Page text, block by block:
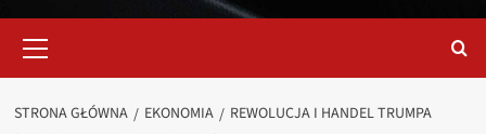
główne
STRONA GŁÓWNA EKONOMIA
REWOLUCJA I HANDEL TRUMPA